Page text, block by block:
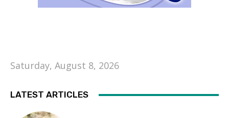
Saturday, August 8, 2026
LATEST ARTICLES